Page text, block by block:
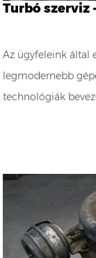
Turbó szerviz
Az ügyfeleink által
legmodernebb
technológiák